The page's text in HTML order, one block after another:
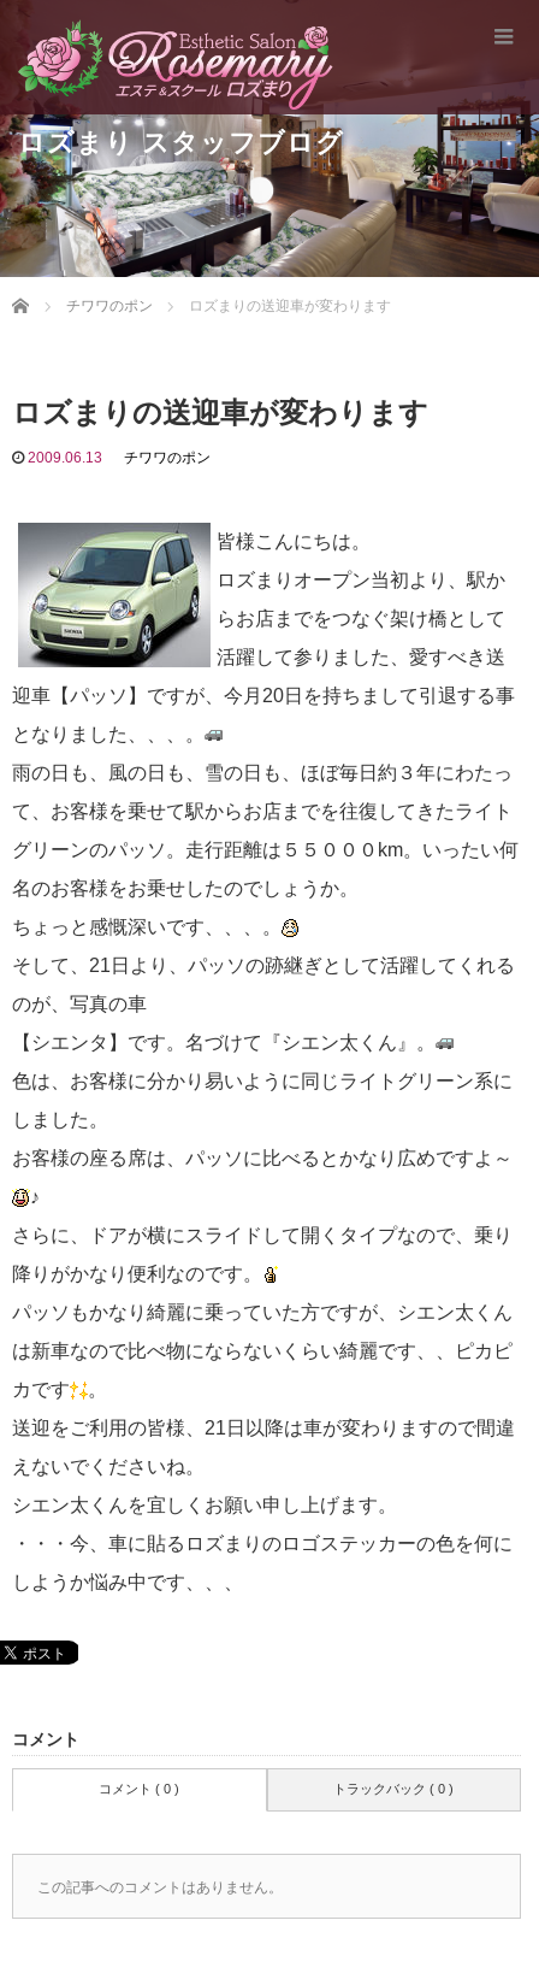
ロズまり スタッフブログ
Home チワワのポン ロズまりの送迎車が変わります
ロズまりの送迎車が変わります
2009.06.13 チワワのポン
皆様こんにちは。
ロズまりオープン当初より、駅か
らお店までをつなぐ架け橋として
活躍して参りました、愛すべき送
迎車【パッソ】ですが、今月20日を持ちまして引退する事
となりました、、、。
雨の日も、風の日も、雪の日も、ほぼ毎日約３年にわたっ
て、お客様を乗せて駅からお店までを往復してきたライト
グリーンのパッソ。走行距離は５５０００km。いったい何
名のお客様をお乗せしたのでしょうか。
ちょっと感慨深いです、、、。
そして、21日より、パッソの跡継ぎとして活躍してくれる
のが、写真の車
【シエンタ】です。名づけて『シエン太くん』。
色は、お客様に分かり易いように同じライトグリーン系に
しました。
お客様の座る席は、パッソに比べるとかなり広めですよ～
♪
さらに、ドアが横にスライドして開くタイプなので、乗り
降りがかなり便利なのです。
パッソもかなり綺麗に乗っていた方ですが、シエン太くん
は新車なので比べ物にならないくらい綺麗です、、ピカピ
カです
。
送迎をご利用の皆様、21日以降は車が変わりますので間違
えないでくださいね。
シエン太くんを宜しくお願い申し上げます。
・・・今、車に貼るロズまりのロゴステッカーの色を何に
しようか悩み中です、、、
コメント
コメント ( 0 ) トラックバック ( 0 )
この記事へのコメントはありません。